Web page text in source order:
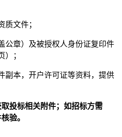
质文件；
公章）及被授权人身份证复印件
）；
副本，开户许可证等资料，提供
投标相关附件；如招标方需
验。